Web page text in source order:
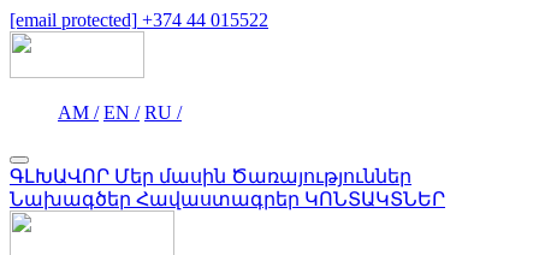
[email protected] +374 44 015522
AM / EN / RU /
ԳԼԽԱՎՈՐ Մեր մասին Ծառայություններ
Նախագծեր Հավաստագրեր ԿՈՆՏԱԿՏՆԵՐ